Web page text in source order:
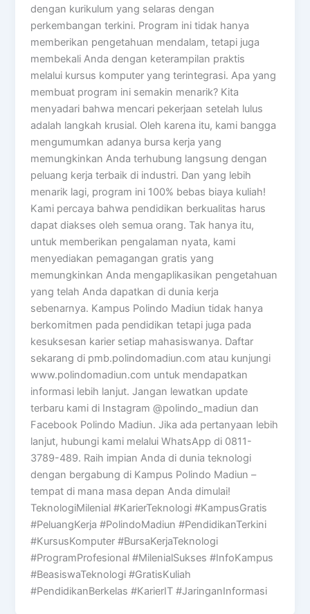
dengan kurikulum yang selaras dengan
perkembangan terkini. Program ini tidak hanya
memberikan pengetahuan mendalam, tetapi juga
membekali Anda dengan keterampilan praktis
melalui kursus komputer yang terintegrasi. Apa yang
membuat program ini semakin menarik? Kita
menyadari bahwa mencari pekerjaan setelah lulus
adalah langkah krusial. Oleh karena itu, kami bangga
mengumumkan adanya bursa kerja yang
memungkinkan Anda terhubung langsung dengan
peluang kerja terbaik di industri. Dan yang lebih
menarik lagi, program ini 100% bebas biaya kuliah!
Kami percaya bahwa pendidikan berkualitas harus
dapat diakses oleh semua orang. Tak hanya itu,
untuk memberikan pengalaman nyata, kami
menyediakan pemagangan gratis yang
memungkinkan Anda mengaplikasikan pengetahuan
yang telah Anda dapatkan di dunia kerja
sebenarnya. Kampus Polindo Madiun tidak hanya
berkomitmen pada pendidikan tetapi juga pada
kesuksesan karier setiap mahasiswanya. Daftar
sekarang di pmb.polindomadiun.com atau kunjungi
www.polindomadiun.com untuk mendapatkan
informasi lebih lanjut. Jangan lewatkan update
terbaru kami di Instagram @polindo_madiun dan
Facebook Polindo Madiun. Jika ada pertanyaan lebih
lanjut, hubungi kami melalui WhatsApp di 0811-
3789-489. Raih impian Anda di dunia teknologi
dengan bergabung di Kampus Polindo Madiun –
tempat di mana masa depan Anda dimulai!
TeknologiMilenial #KarierTeknologi #KampusGratis
#PeluangKerja #PolindoMadiun #PendidikanTerkini
#KursusKomputer #BursaKerjaTeknologi
#ProgramProfesional #MilenialSukses #InfoKampus
#BeasiswaTeknologi #GratisKuliah
#PendidikanBerkelas #KarierIT #JaringanInformasi